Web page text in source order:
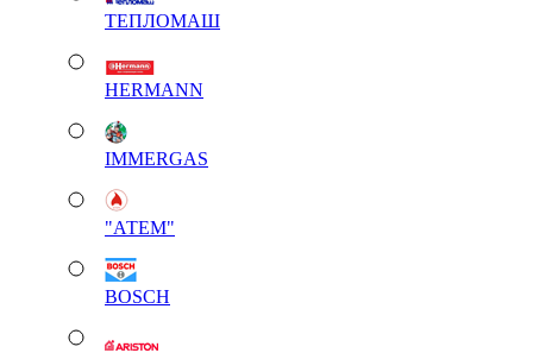
ТЕПЛОМАШ
HERMANN
IMMERGAS
"АТЕМ"
BOSCH